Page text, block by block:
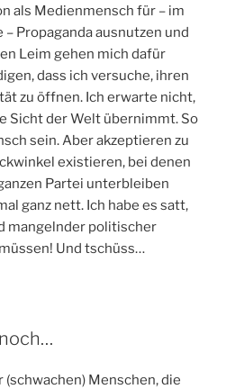
als Medienmensch für – im
Propaganda ausnutzen und
Leim gehen mich dafür
dass ich versuche, ihren
zu öffnen. Ich erwarte nicht,
Sicht der Welt übernimmt. So
sein. Aber akzeptieren zu
existieren, bei denen
Partei unterbleiben
ganz nett. Ich habe es satt,
mangelnder politischer
Und tschüss…
(schwachen) Menschen, die